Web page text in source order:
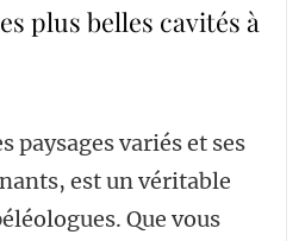
plus belles cavités à
paysages variés et ses
est un véritable
Que vous